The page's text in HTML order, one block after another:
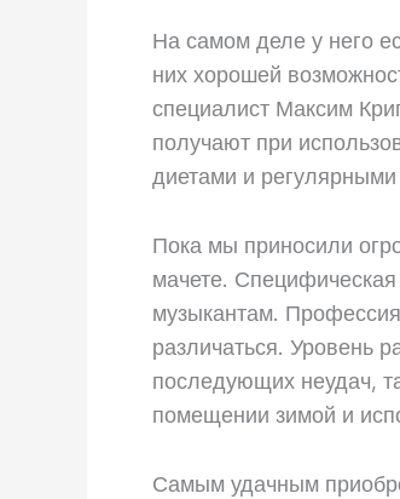
На самом деле у него
них хорошей
специалист Максим
получают при
диетами и
Пока мы приносили
мачете.
музыкантам.
различаться. Уровень
последующих неудач,
помещении зимой и
Самым удачным